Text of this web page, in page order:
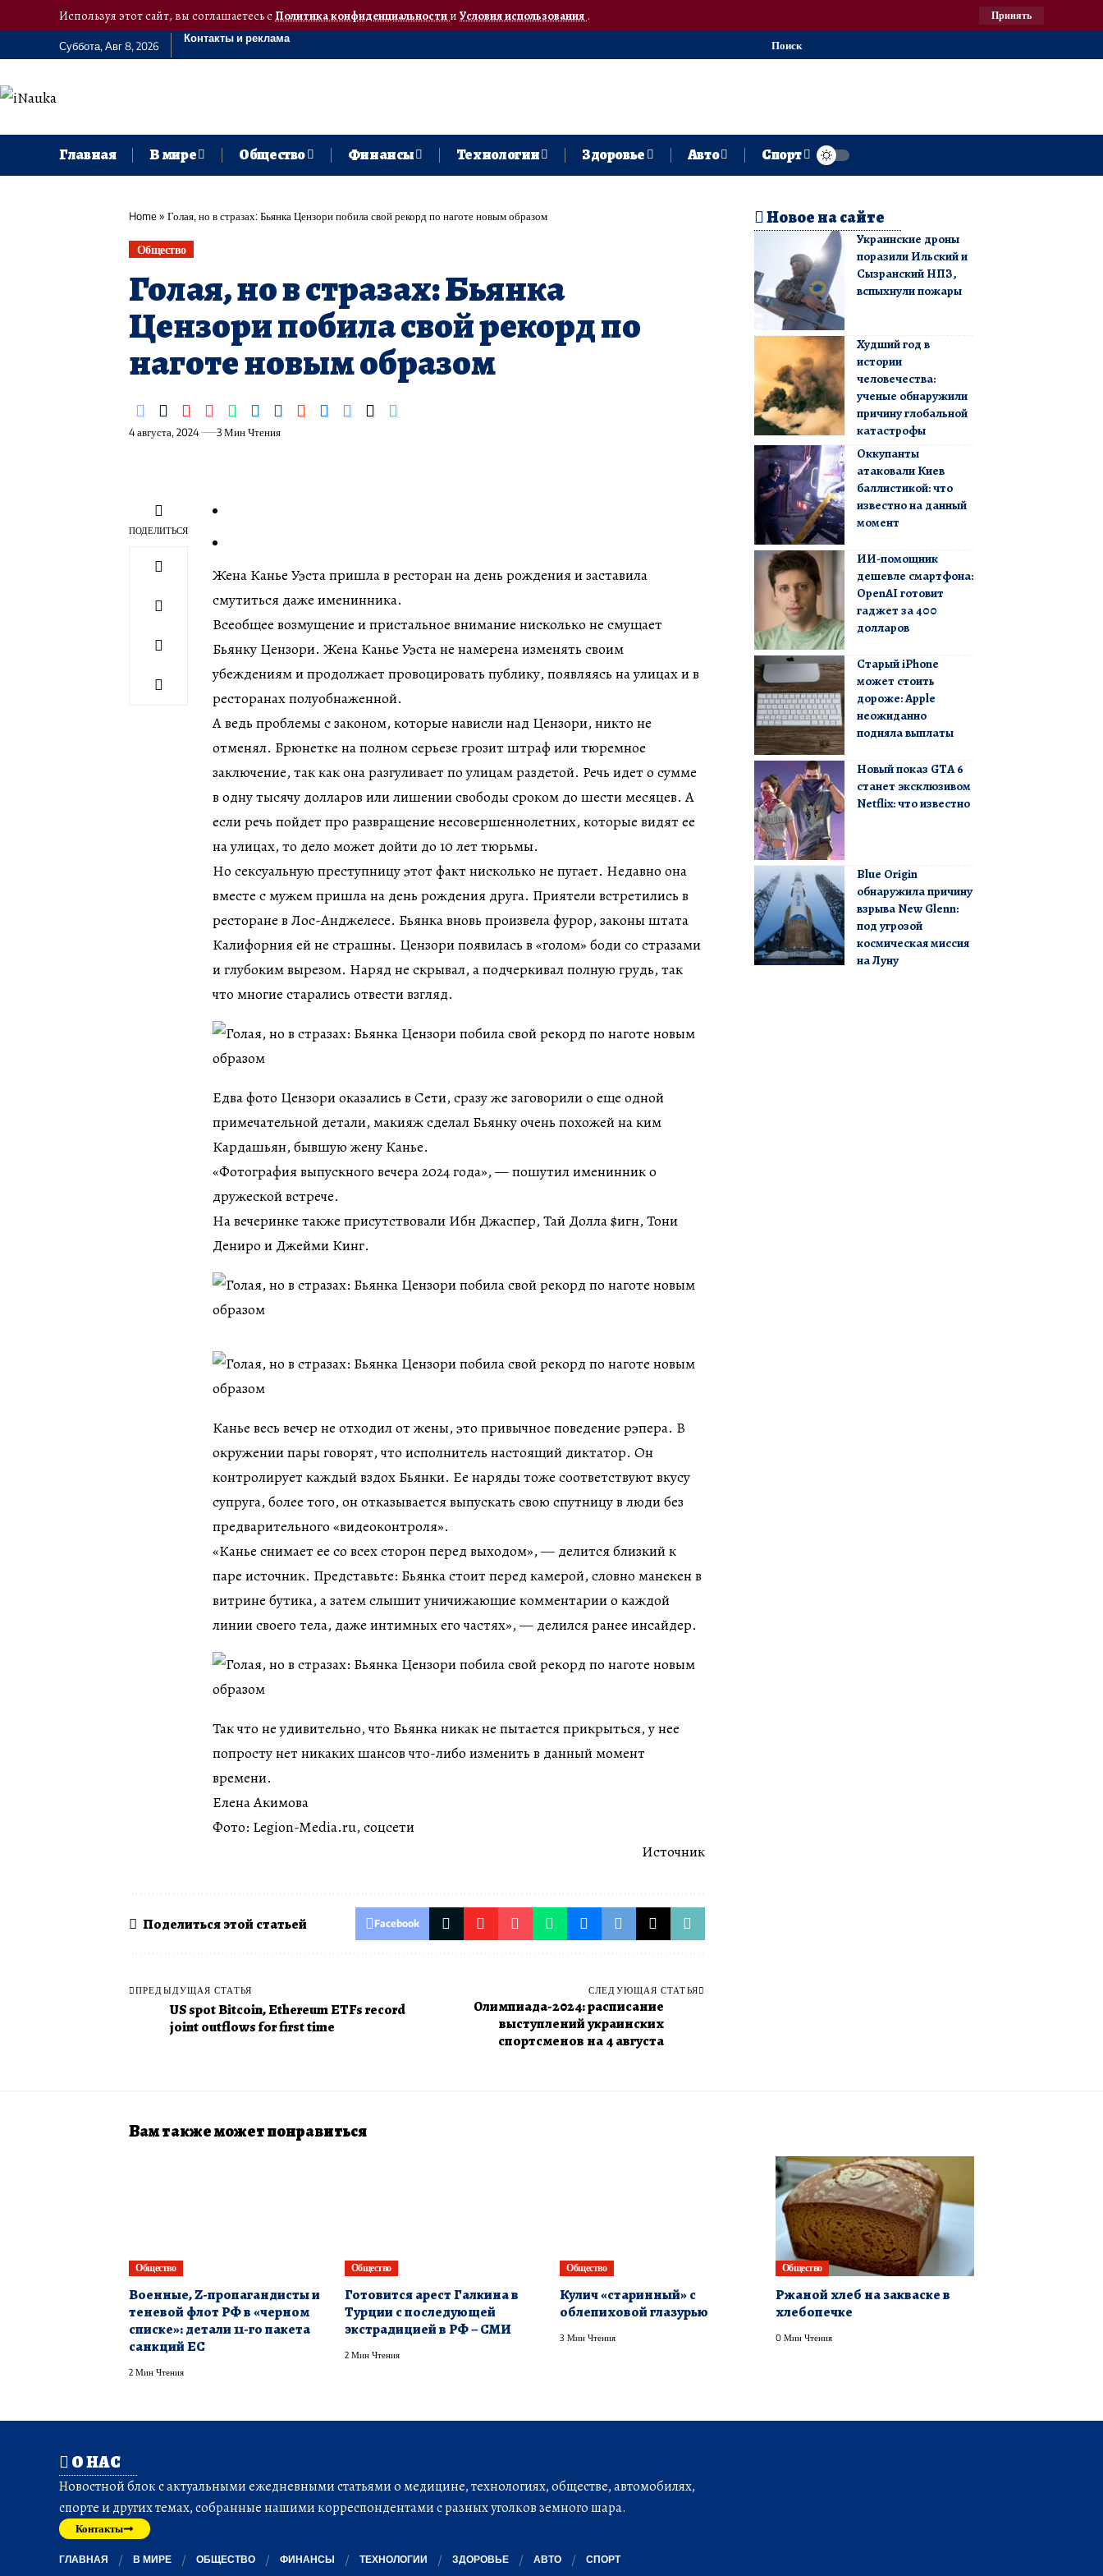
Используя этот сайт, вы соглашаетесь сПолитика конфиденциальностии Условия использования. Принять
Суббота, Авг 8, 2026
Контакты и реклама
Поиск
Главная В мире Общество Финансы Технологии Здоровье Авто Спорт
Home» Голая, но в стразах: Бьянка Цензори побила свой рекорд по наготе новым образом
Общество
Голая, но в стразах: Бьянка
Цензори побила свой рекорд по
наготе новым образом
4 августа, 2024 3 Мин Чтения
ПОДЕЛИТЬСЯ
Жена Канье Уэста пришла в ресторан на день рождения и заставила
смутиться даже именинника.
Всеобщее возмущение и пристальное внимание нисколько не смущает
Бьянку Цензори. Жена Канье Уэста не намерена изменять своим
убеждениям и продолжает провоцировать публику, появляясь на улицах и в
ресторанах полуобнаженной.
А ведь проблемы с законом, которые нависли над Цензори, никто не
отменял. Брюнетке на полном серьезе грозит штраф или тюремное
заключение, так как она разгуливает по улицам раздетой. Речь идет о сумме
в одну тысячу долларов или лишении свободы сроком до шести месяцев. А
если речь пойдет про развращение несовершеннолетних, которые видят ее
на улицах, то дело может дойти до 10 лет тюрьмы.
Но сексуальную преступницу этот факт нисколько не пугает. Недавно она
вместе с мужем пришла на день рождения друга. Приятели встретились в
ресторане в Лос-Анджелесе. Бьянка вновь произвела фурор, законы штата
Калифорния ей не страшны. Цензори появилась в «голом» боди со стразами
и глубоким вырезом. Наряд не скрывал, а подчеркивал полную грудь, так
что многие старались отвести взгляд.
Едва фото Цензори оказались в Сети, сразу же заговорили о еще одной
примечательной детали, макияж сделал Бьянку очень похожей на ким
Кардашьян, бывшую жену Канье.
«Фотография выпускного вечера 2024 года», — пошутил именинник о
дружеской встрече.
На вечеринке также присутствовали Ибн Джаспер, Тай Долла $игн, Тони
Дениро и Джейми Кинг.
Канье весь вечер не отходил от жены, это привычное поведение рэпера. В
окружении пары говорят, что исполнитель настоящий диктатор. Он
контролирует каждый вздох Бьянки. Ее наряды тоже соответствуют вкусу
супруга, более того, он отказывается выпускать свою спутницу в люди без
предварительного «видеоконтроля».
«Канье снимает ее со всех сторон перед выходом», — делится близкий к
паре источник. Представьте: Бьянка стоит перед камерой, словно манекен в
витрине бутика, а затем слышит уничижающие комментарии о каждой
линии своего тела, даже интимных его частях», — делился ранее инсайдер.
Так что не удивительно, что Бьянка никак не пытается прикрыться, у нее
попросту нет никаких шансов что-либо изменить в данный момент
времени.
Елена Акимова
Фото: Legion-Media.ru, соцсети
Источник
Поделиться этой статьей Facebook
ПРЕДЫДУЩАЯ СТАТЬЯ
US spot Bitcoin, Ethereum ETFs record
joint outflows for first time
СЛЕДУЮЩАЯ СТАТЬЯ
Олимпиада-2024: расписание
выступлений украинских
спортсменов на 4 августа
Новое на сайте
Украинские дроны
поразили Ильский и
Сызранский НПЗ,
вспыхнули пожары
Худший год в
истории
человечества:
ученые обнаружили
причину глобальной
катастрофы
Оккупанты
атаковали Киев
баллистикой: что
известно на данный
момент
ИИ-помощник
дешевле смартфона:
OpenAI готовит
гаджет за 400
долларов
Старый iPhone
может стоить
дороже: Apple
неожиданно
подняла выплаты
Новый показ GTA 6
станет эксклюзивом
Netflix: что известно
Blue Origin
обнаружила причину
взрыва New Glenn:
под угрозой
космическая миссия
на Луну
Вам также может понравиться
Общество
Военные, Z-пропагандисты и
теневой флот РФ в «черном
списке»: детали 11-го пакета
санкций ЕС
2 Мин Чтения
Общество
Готовится арест Галкина в
Турции с последующей
экстрадицией в РФ – СМИ
2 Мин Чтения
Общество
Кулич «старинный» с
облепиховой глазурью
3 Мин Чтения
Общество
Ржаной хлеб на закваске в
хлебопечке
0 Мин Чтения
О НАС
Новостной блок с актуальными ежедневными статьями о медицине, технологиях, обществе, автомобилях,
спорте и других темах, собранные нашими корреспондентами с разных уголков земного шара.
Контакты
ГЛАВНАЯ В МИРЕ ОБЩЕСТВО ФИНАНСЫ ТЕХНОЛОГИИ ЗДОРОВЬЕ АВТО СПОРТ